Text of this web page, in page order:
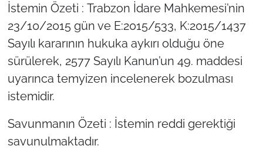
İstemin Özeti : Trabzon İdare Mahkemesi’nin
23/10/2015 gün ve E:2015/533, K:2015/1437
Sayılı kararının hukuka aykırı olduğu öne
sürülerek, 2577 Sayılı Kanun’un 49. maddesi
uyarınca temyizen incelenerek bozulması
istemidir.
Savunmanın Özeti : İstemin reddi gerektiği
savunulmaktadır.